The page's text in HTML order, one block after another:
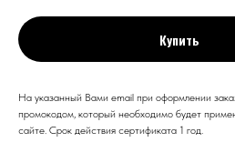
Купить
На указанный Вами email при оформлении
промокодом, который необходимо будет
сайте. Срок действия сертификата 1 год.